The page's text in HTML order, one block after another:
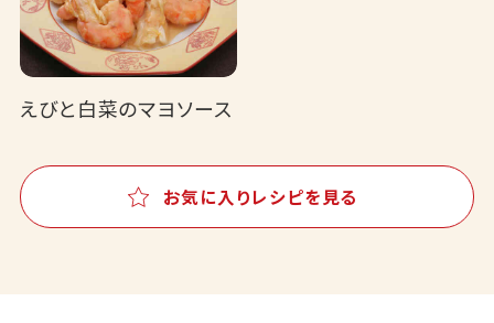
えびと白菜のマヨソース
お気に入りレシピを見る